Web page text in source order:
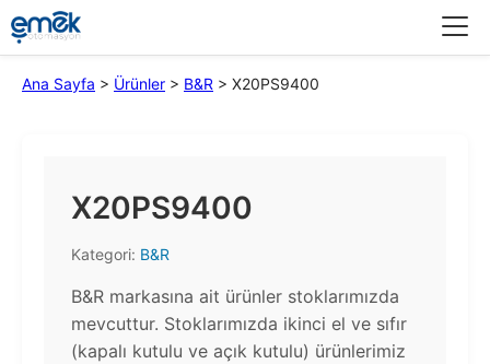
Ana Sayfa > Ürünler > B&R > X20PS9400
X20PS9400
Kategori: B&R
B&R markasına ait ürünler stoklarımızda
mevcuttur. Stoklarımızda ikinci el ve sıfır
(kapalı kutulu ve açık kutulu) ürünlerimiz